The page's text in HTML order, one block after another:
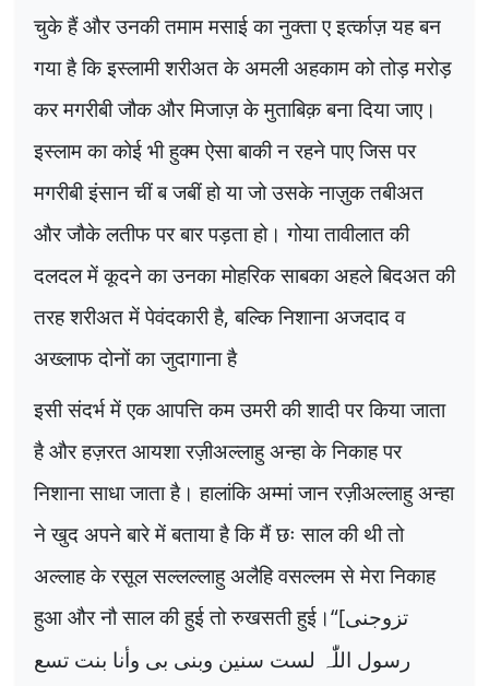
चुके हैं और उनकी तमाम मसाई का नुक्ता ए इर्त्काज़ यह बन
गया है कि इस्लामी शरीअत के अमली अहकाम को तोड़ मरोड़
कर मगरीबी जौक और मिजाज़ के मुताबिक़ बना दिया जाए।
इस्लाम का कोई भी हुक्म ऐसा बाकी न रहने पाए जिस पर
मगरीबी इंसान चीं ब जबीं हो या जो उसके नाज़ुक तबीअत
और जौके लतीफ पर बार पड़ता हो। गोया तावीलात की
दलदल में कूदने का उनका मोहरिक साबका अहले बिदअत की
तरह शरीअत में पेवंदकारी है,बल्कि निशाना अजदाद व
अख्लाफ दोनों का जुदागाना है
इसी संदर्भ में एक आपत्ति कम उमरी की शादी पर किया जाता
है और हज़रत आयशा रज़ीअल्लाहु अन्हा के निकाह पर
निशाना साधा जाता है। हालांकि अम्मां जान रज़ीअल्लाहु अन्हा
ने खुद अपने बारे में बताया है कि मैं छः साल की थी तो
अल्लाह के रसूल सल्लल्लाहु अलैहि वसल्लम से मेरा निकाह
हुआ और नौ साल की हुई तो रुखसती हुई।“[تزوجنی
رسول اللّٰہ لست سنین وبنی بی وأنا بنت تسع